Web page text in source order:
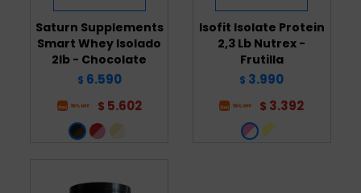
Saturn Supplements
Smart Whey Isolado
2lb - Chocolate
$ 6.590
$ 5.602
Isofit Isolate Protein
2,3 Lb Nutrex -
Frutilla
$ 3.990
$ 3.392